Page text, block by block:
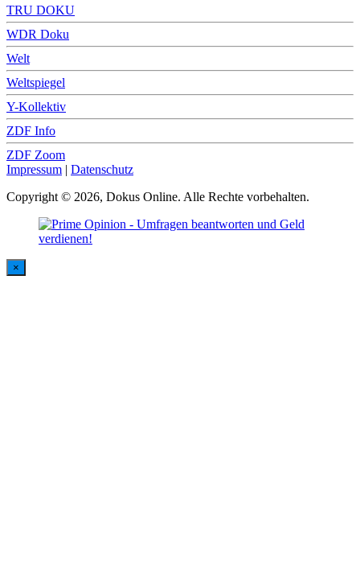
TRU DOKU
WDR Doku
Welt
Weltspiegel
Y-Kollektiv
ZDF Info
ZDF Zoom
Impressum | Datenschutz
Copyright © 2026, Dokus Online. Alle Rechte vorbehalten.
×